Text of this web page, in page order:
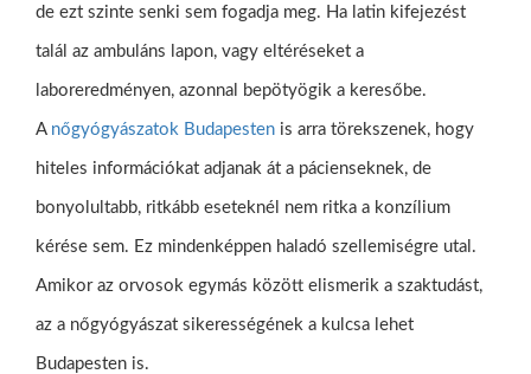
de ezt szinte senki sem fogadja meg. Ha latin kifejezést
talál az ambuláns lapon, vagy eltéréseket a
laboreredményen, azonnal bepötyögik a keresőbe.
A nőgyógyászatok Budapesten is arra törekszenek, hogy
hiteles információkat adjanak át a pácienseknek, de
bonyolultabb, ritkább eseteknél nem ritka a konzílium
kérése sem. Ez mindenképpen haladó szellemiségre utal.
Amikor az orvosok egymás között elismerik a szaktudást,
az a nőgyógyászat sikerességének a kulcsa lehet
Budapesten is.